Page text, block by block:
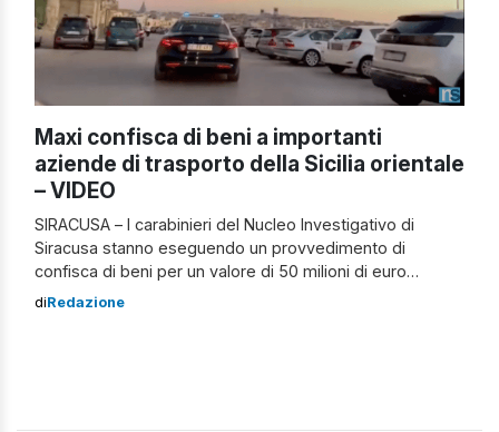
Maxi confisca di beni a importanti
aziende di trasporto della Sicilia orientale
– VIDEO
SIRACUSA – I carabinieri del Nucleo Investigativo di
Siracusa stanno eseguendo un provvedimento di
confisca di beni per un valore di 50 milioni di euro
emesso dalla sezione misure di prevenzione del
diRedazione